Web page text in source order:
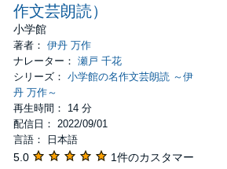
作文芸朗読）
小学館
著者：伊丹 万作
ナレーター：瀬戸 千花
シリーズ：小学館の名作文芸朗読 ～伊
丹 万作～
再生時間： 14 分
配信日： 2022/09/01
言語： 日本語
5.0
1件のカスタマー